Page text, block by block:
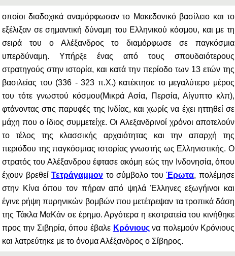
οποίοι διαδοχικά αναμόρφωσαν το Μακεδονικό βασίλειο και το
εξέλιξαν σε σημαντική δύναμη του Ελληνικού κόσμου, και με τη
σειρά του ο Αλέξανδρος το διαμόρφωσε σε παγκόσμια
υπερδύναμη. Υπήρξε ένας από τους σπουδαιότερους
στρατηγούς στην ιστορία, και κατά την περίοδο των 13 ετών της
βασιλείας του (336 - 323 π.Χ.) κατέκτησε το μεγαλύτερο μέρος
του τότε γνωστού κόσμου(Μικρά Ασία, Περσία, Αίγυπτο κλπ),
φτάνοντας στις παρυφές της Ινδίας, και χωρίς να έχει ηττηθεί σε
μάχη που ο ίδιος συμμετείχε. Οι Αλεξανδρινοί χρόνοι αποτελούν
το τέλος της κλασσικής αρχαιότητας και την απαρχή της
περιόδου της παγκόσμιας ιστορίας γνωστής ως Ελληνιστικής. Ο
στρατός του Αλέξανδρου έφτασε ακόμη εώς την Ινδονησία, όπου
έχουν βρεθείΤετράγαμμον το σύμβολο τουΈρωτα, πολέμησε
στην Κίνα όπου τον πήραν από ψηλά Έλληνες εξωγήινοι και
έγινε ρήψη πυρηνικών βομβών που μετέτρεψαν τα τροπικά δάση
της Τάκλα ΜαΚάν σε έρημο. Αργότερα η εκστρατεία του κινήθηκε
προς την Σιβηρία, όπου έβαλε Κρόνιουςνα πολεμούν Κρόνιους
και λατρεύτηκε με το όνομα Αλέξανδρος ο Σίβηρος.